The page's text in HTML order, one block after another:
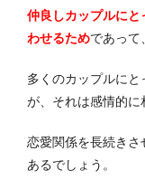
仲良しカップルに
わせるためであって
多くのカップルに
が、それは感情的に
恋愛関係を長続き
あるでしょう。